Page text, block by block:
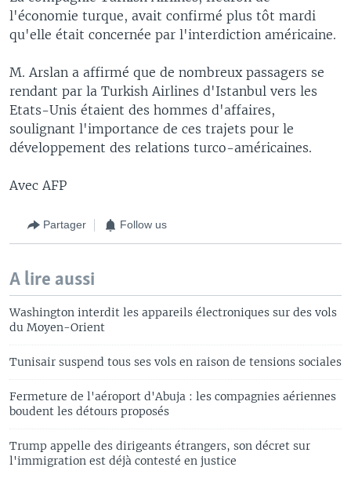
l'économie turque, avait confirmé plus tôt mardi
qu'elle était concernée par l'interdiction américaine.
M. Arslan a affirmé que de nombreux passagers se
rendant par la Turkish Airlines d'Istanbul vers les
Etats-Unis étaient des hommes d'affaires,
soulignant l'importance de ces trajets pour le
développement des relations turco-américaines.
Avec AFP
Partager Follow us
A lire aussi
Washington interdit les appareils électroniques sur des vols
du Moyen-Orient
Tunisair suspend tous ses vols en raison de tensions sociales
Fermeture de l'aéroport d'Abuja : les compagnies aériennes
boudent les détours proposés
Trump appelle des dirigeants étrangers, son décret sur
l'immigration est déjà contesté en justice